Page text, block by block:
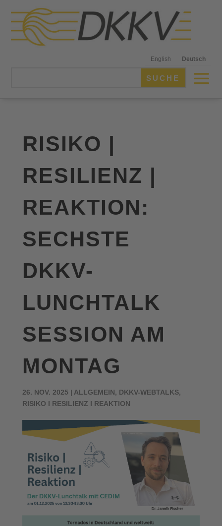
English Deutsch
RISIKO |
RESILIENZ |
REAKTION:
SECHSTE
DKKV-
LUNCHTALK
SESSION AM
MONTAG
26. NOV. 2025 | ALLGEMEIN, DKKV-WEBTALKS,
RISIKO I RESILIENZ I REAKTION